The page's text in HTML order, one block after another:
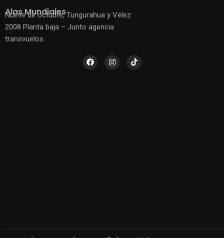
Alas Mundiales
Nueve de octubre, Tungurahua y Vélez
2008 Planta baja – Junto agencia
transvuelos.